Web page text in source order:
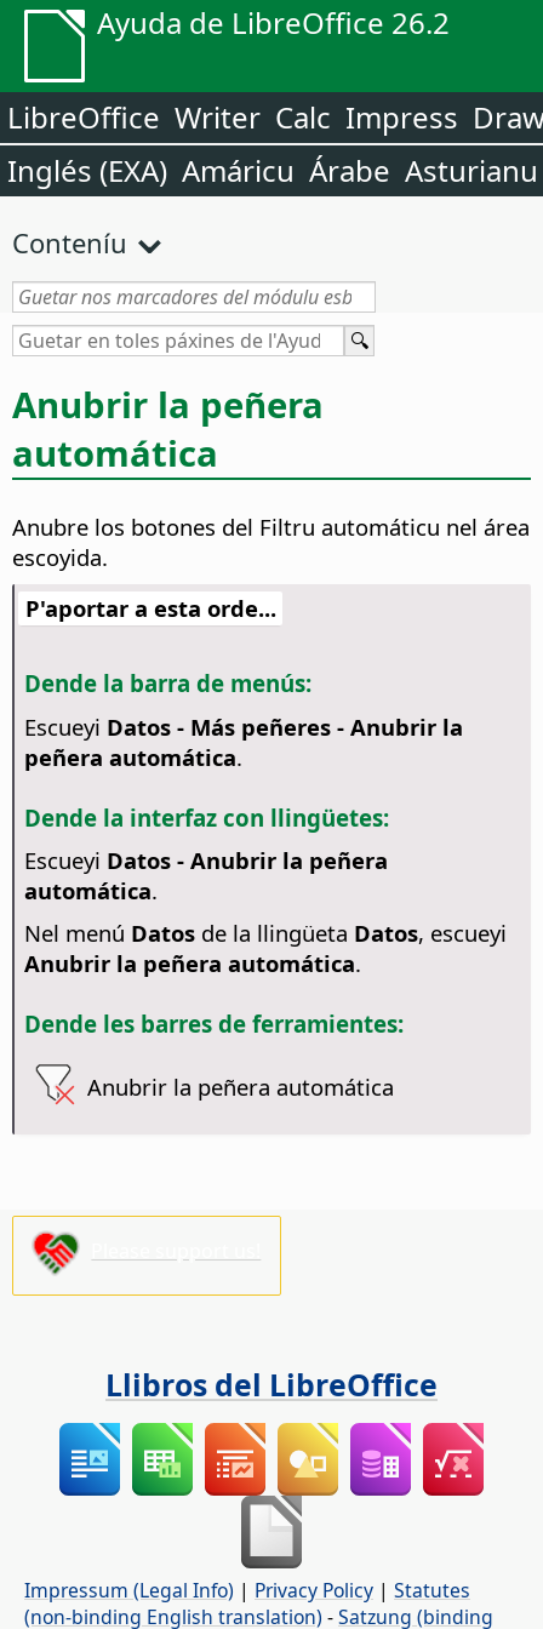
Ayuda de LibreOffice 26.2
LibreOffice Writer Calc Impress
Inglés (EXA) Amáricu Árabe Asturianu
Conteníu
Anubrir la peñera
automática
Anubre los botones del Filtru automáticu nel área
escoyida.
P'aportar a esta orde...
Dende la barra de menús:
Escueyi Datos - Más peñeres - Anubrir la
peñera automática.
Dende la interfaz con llingüetes:
Escueyi Datos - Anubrir la peñera
automática.
Nel menú Datosde la llingüeta Datos, escueyi
Anubrir la peñera automática.
Dende les barres de ferramientes:
Anubrir la peñera automática
Llibros del LibreOffice
Impressum (Legal Info) | Privacy Policy | Statutes
(non-binding English translation) -Satzung (binding